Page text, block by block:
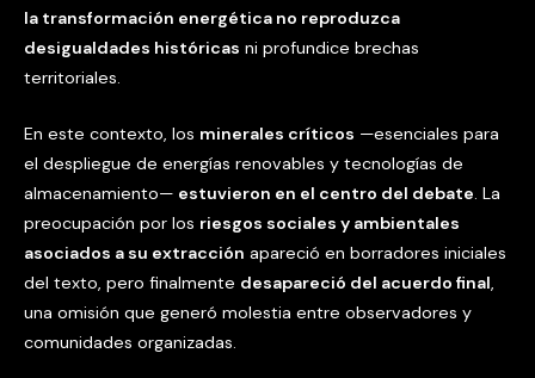
la transformación energética no reproduzca
desigualdades históricas ni profundice brechas
territoriales.
En este contexto, los minerales críticos —esenciales para
el despliegue de energías renovables y tecnologías de
almacenamiento— estuvieron en el centro del debate. La
preocupación por los riesgos sociales y ambientales
asociados a su extracción apareció en borradores iniciales
del texto, pero finalmente desapareció del acuerdo final,
una omisión que generó molestia entre observadores y
comunidades organizadas.